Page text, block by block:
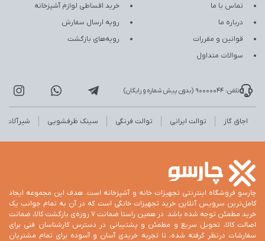
تماس با ما
درباره ما
قوانین و مقررات
سوالات متداول
خرید اقساطی لوازم آشپزخانه
رویه ارسال سفارش
رویه‌های بازگشت
تلفن: 90000044 (بدون پیش شماره و رایگان)
اجاق گاز توالت ایرانی توالت فرنگی سینک ظرفشویی شیرآلات
چارسو فروشگاه اینترنتی تجهیزات خانه و آشپزخانه است. هدف این مجموعه ایجاد
کامل‌ترین سرویس آنلاین خرید تجهیزات خانگی است که در آن به تمام جوانب یک
خرید مطمئن توجه شده باشد. در همین راستا ضمانت 7 روزه‌ی بازگشت کالا، ضمانت
اصالت کالا، تحویل سریع و مطمئن و پشتیبانی در دسترس کارشناسان فنی برای
سفارشات درنظر گرفته شده، تا تجربه خریدی آسان و آسوده برای تمام مشتریان